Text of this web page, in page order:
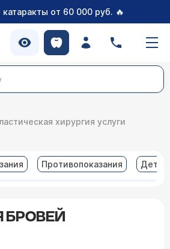
от 60 000 руб. 🔥
хирургия услуги
Противопоказания
БРОВЕЙ